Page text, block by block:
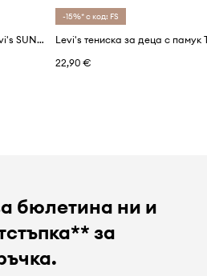
Детска памучна тениска Levi's SUNSET POCKET TEE
-15%* с код: FS
22,90 €
бюлетина ни и
за